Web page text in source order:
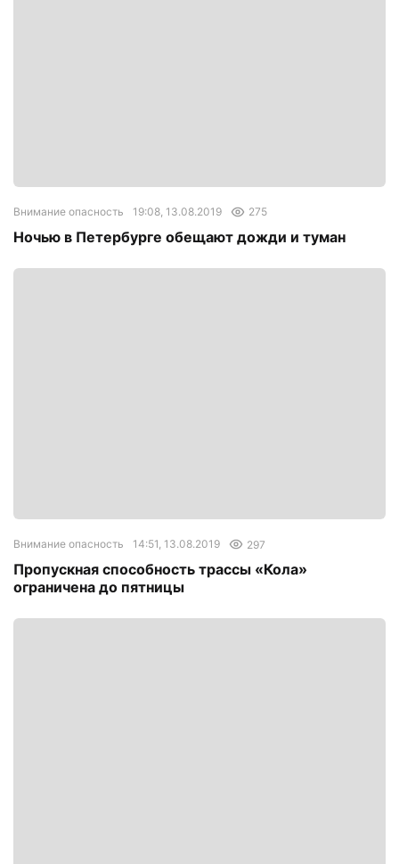
Внимание опасность 19:08, 13.08.2019 275
Ночью в Петербурге обещают дожди и туман
Внимание опасность 14:51, 13.08.2019 297
Пропускная способность трассы «Кола»
ограничена до пятницы